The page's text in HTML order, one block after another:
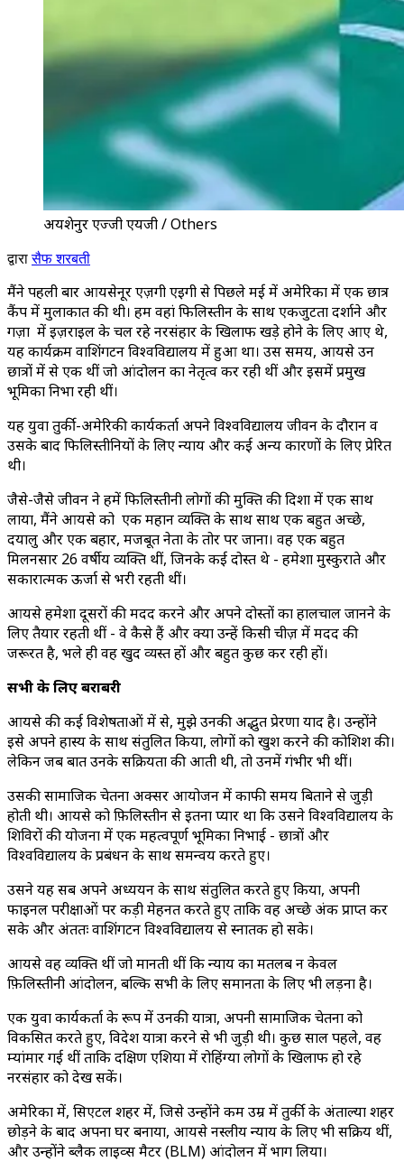
अयशेनुर एज्जी एयजी / Others
द्वारासैफ शरबती
मैंने पहली बार आयसेनूर एज़गी एइगी से पिछले मई में अमेरिका में एक छात्र
कैंप में मुलाकात की थी। हम वहां फिलिस्तीन के साथ एकजुटता दर्शाने और
गज़ा में इज़राइल के चल रहे नरसंहार के खिलाफ खड़े होने के लिए आए थे,
यह कार्यक्रम वाशिंगटन विश्वविद्यालय में हुआ था। उस समय, आयसे उन
छात्रों में से एक थीं जो आंदोलन का नेतृत्व कर रही थीं और इसमें प्रमुख
भूमिका निभा रही थीं।
यह युवा तुर्की-अमेरिकी कार्यकर्ता अपने विश्वविद्यालय जीवन के दौरान व
उसके बाद फिलिस्तीनियों के लिए न्याय और कई अन्य कारणों के लिए प्रेरित
थी।
जैसे-जैसे जीवन ने हमें फिलिस्तीनी लोगों की मुक्ति की दिशा में एक साथ
लाया, मैंने आयसे को एक महान व्यक्ति के साथ साथ एक बहुत अच्छे,
दयालु और एक बहादुर, मजबूत नेता के तोर पर जाना। वह एक बहुत
मिलनसार 26 वर्षीय व्यक्ति थीं, जिनके कई दोस्त थे - हमेशा मुस्कुराते और
सकारात्मक ऊर्जा से भरी रहती थीं।
आयसे हमेशा दूसरों की मदद करने और अपने दोस्तों का हालचाल जानने के
लिए तैयार रहती थीं - वे कैसे हैं और क्या उन्हें किसी चीज़ में मदद की
जरूरत है, भले ही वह खुद व्यस्त हों और बहुत कुछ कर रही हों।
सभी के लिए बराबरी
आयसे की कई विशेषताओं में से, मुझे उनकी अद्भुत प्रेरणा याद है। उन्होंने
इसे अपने हास्य के साथ संतुलित किया, लोगों को खुश करने की कोशिश की।
लेकिन जब बात उनके सक्रियता की आती थी, तो उनमें गंभीर भी थीं।
उसकी सामाजिक चेतना अक्सर आयोजन में काफी समय बिताने से जुड़ी
होती थी। आयसे को फ़िलिस्तीन से इतना प्यार था कि उसने विश्वविद्यालय के
शिविरों की योजना में एक महत्वपूर्ण भूमिका निभाई - छात्रों और
विश्वविद्यालय के प्रबंधन के साथ समन्वय करते हुए।
उसने यह सब अपने अध्ययन के साथ संतुलित करते हुए किया, अपनी
फाइनल परीक्षाओं पर कड़ी मेहनत करते हुए ताकि वह अच्छे अंक प्राप्त कर
सके और अंततः वाशिंगटन विश्वविद्यालय से स्नातक हो सके।
आयसे वह व्यक्ति थीं जो मानती थीं कि न्याय का मतलब न केवल
फ़िलिस्तीनी आंदोलन, बल्कि सभी के लिए समानता के लिए भी लड़ना है।
एक युवा कार्यकर्ता के रूप में उनकी यात्रा, अपनी सामाजिक चेतना को
विकसित करते हुए, विदेश यात्रा करने से भी जुड़ी थी। कुछ साल पहले, वह
म्यांमार गई थीं ताकि दक्षिण एशिया में रोहिंग्या लोगों के खिलाफ हो रहे
नरसंहार को देख सकें।
अमेरिका में, सिएटल शहर में, जिसे उन्होंने कम उम्र में तुर्की के अंताल्या शहर
छोड़ने के बाद अपना घर बनाया, आयसे नस्लीय न्याय के लिए भी सक्रिय थीं,
और उन्होंने ब्लैक लाइव्स मैटर (BLM) आंदोलन में भाग लिया।